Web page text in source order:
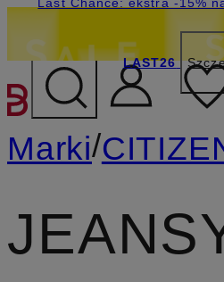
PRZEJDŹ
LAST26
Marki/